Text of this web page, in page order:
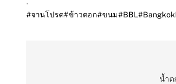
#จานโปรด#ข้าวตอก#ขนม#BBL
น้ำต